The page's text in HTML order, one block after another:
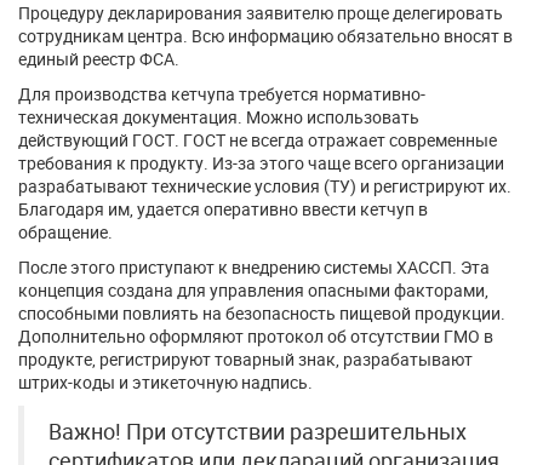
Процедуру декларирования заявителю проще делегировать
сотрудникам центра. Всю информацию обязательно вносят в
единый реестр ФСА.
Для производства кетчупа требуется нормативно-
техническая документация. Можно использовать
действующий ГОСТ. ГОСТ не всегда отражает современные
требования к продукту. Из-за этого чаще всего организации
разрабатывают технические условия (ТУ) и регистрируют их.
Благодаря им, удается оперативно ввести кетчуп в
обращение.
После этого приступают к внедрению системы ХАССП. Эта
концепция создана для управления опасными факторами,
способными повлиять на безопасность пищевой продукции.
Дополнительно оформляют протокол об отсутствии ГМО в
продукте, регистрируют товарный знак, разрабатывают
штрих-коды и этикеточную надпись.
Важно! При отсутствии разрешительных